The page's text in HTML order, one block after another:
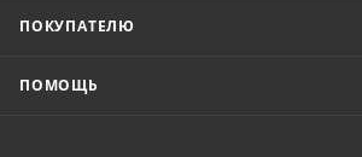
ПОКУПАТЕЛЮ
ПОМОЩЬ